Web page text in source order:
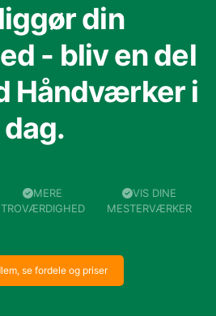
din
- bliv en del
Håndværker i
dag.
MERE
TROVÆRDIGHED
VIS DINE
MESTERVÆRKER
se fordele og priser